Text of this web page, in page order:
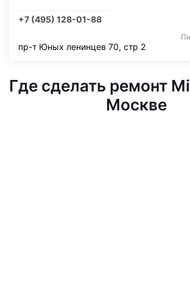
+7 (495) 128-01-88
пр-т Юных ленинцев 70, стр 2
Где сделать ремонт
Москве